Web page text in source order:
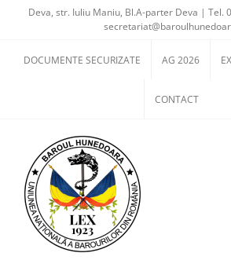
content
Deva, str. Iuliu Maniu, Bl.A-parter Deva | Tel.
DOCUMENTE SECURIZATE AG 2026
CONTACT